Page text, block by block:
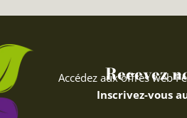
Recevez
Accédez aux offres web
Inscrivez-vous